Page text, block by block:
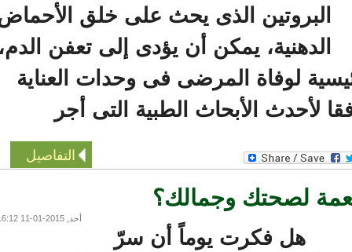
البروتين الذى يحث على خلق الأحماض
الدهنية، يمكن أن يؤدى إلى تعفن الدم،
لوفاة المرضى فى وحدات العناية
لأحدث الأبحاث الطبية التى أجر
التفاصيل
لصحتك وجمالك؟
هل فكرت يوماً أن سرّ